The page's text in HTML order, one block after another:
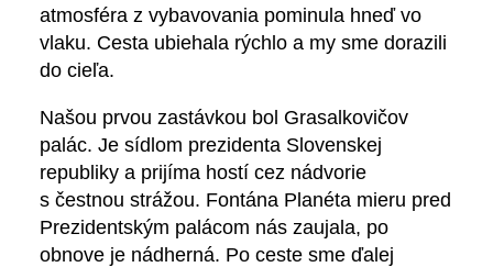
atmosféra z vybavovania pominula hneď vo
vlaku. Cesta ubiehala rýchlo a my sme dorazili
do cieľa.
Našou prvou zastávkou bol Grasalkovičov
palác. Je sídlom prezidenta Slovenskej
republiky a prijíma hostí cez nádvorie
s čestnou strážou. Fontána Planéta mieru pred
Prezidentským palácom nás zaujala, po
obnove je nádherná. Po ceste sme ďalej